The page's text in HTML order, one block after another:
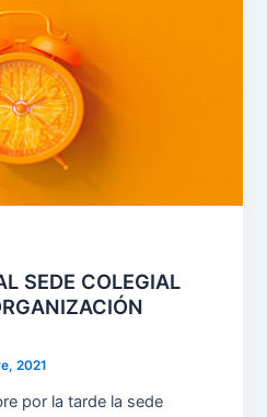
SEDE COLEGIAL
2021
por la tarde la sede